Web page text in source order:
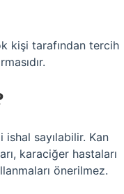
kişi tarafından tercih
sayılabilir. Kan
karaciğer hastaları
önerilmez.